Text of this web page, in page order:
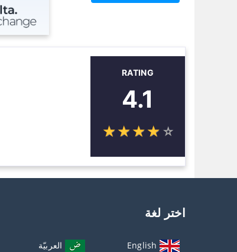
RATING
4.1
☆☆☆☆ ☆
★★★★ ★
اختر لغة
English العربيّة